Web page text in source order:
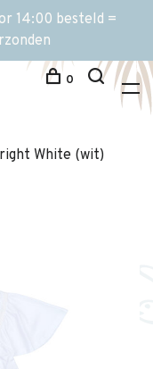
14:00 besteld =
0
White (wit)